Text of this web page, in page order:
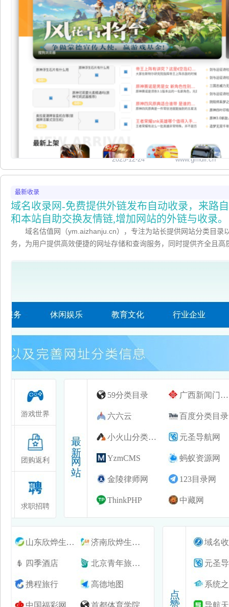
2025-12-24 www.gmdir.cn
最新收录
域名收录网-免费提供外链发布自动收录，来路
和本站自助交换友情链,增加网站的外链与收录。
域名估值网（ym.aizhanju.cn），专注为站长提供网站分类目录
务，为用户提供高效便捷的网址存储和查询服务，同时提供齐全且高